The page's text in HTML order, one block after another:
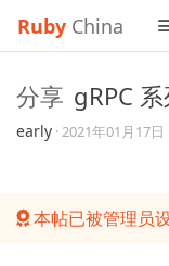
Ruby China
分享 gRPC
early ·2021年01月17日
本帖已被管理员